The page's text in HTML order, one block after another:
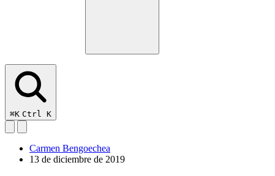
⌘K Ctrl K
Carmen Bengoechea
13 de diciembre de 2019